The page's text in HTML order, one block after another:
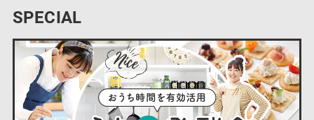
SPECIAL